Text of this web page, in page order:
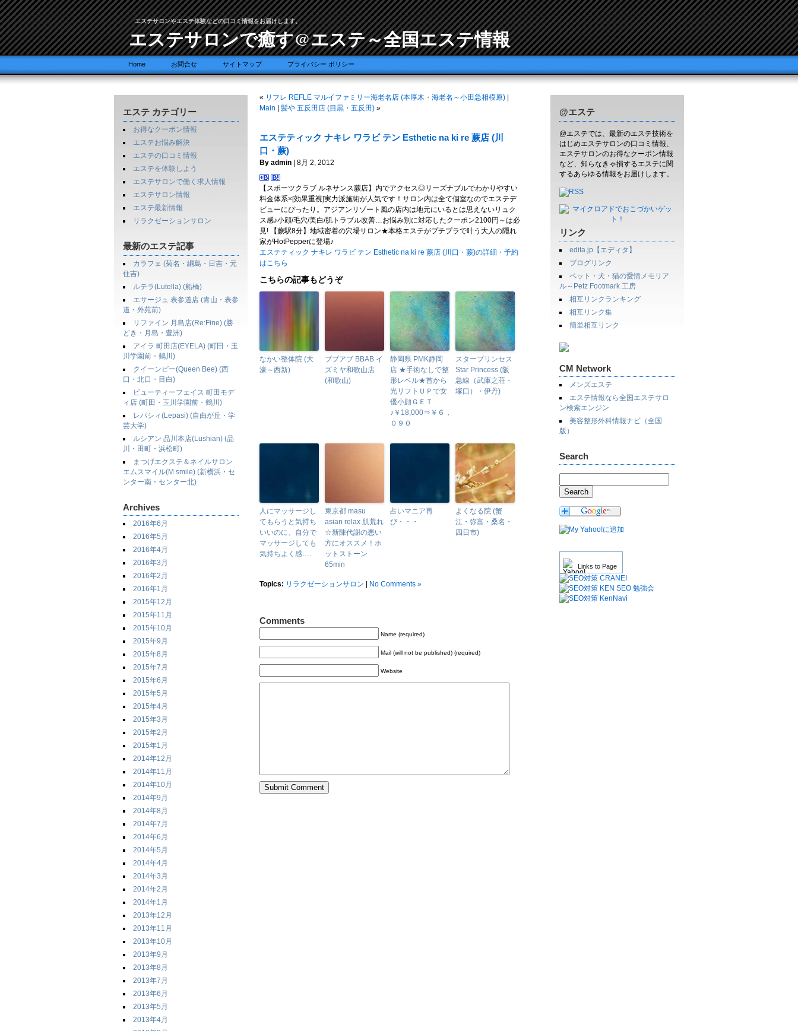
エステサロンやエステ体験などの口コミ情報をお届けします。
エステサロンで癒す@エステ～全国エステ情報
Home お問合せ サイトマップ プライバシー ポリシー
エステ カテゴリー
お得なクーポン情報
エステお悩み解決
エステの口コミ情報
エステを体験しよう
エステサロンで働く求人情報
エステサロン情報
エステ最新情報
リラクゼーションサロン
最新のエステ記事
カラフェ (菊名・綱島・日吉・元
住吉)
ルテラ(Lutella) (船橋)
エサージュ 表参道店 (青山・表参
道・外苑前)
リファイン 月島店(Re:Fine) (勝
どき・月島・豊洲)
アイラ 町田店(EYELA) (町田・玉
川学園前・鶴川)
クイーンビー(Queen Bee) (西
口・北口・目白)
ビューティーフェイス 町田モデ
ィ店 (町田・玉川学園前・鶴川)
レパシィ(Lepasi) (自由が丘・学
芸大学)
ルシアン 品川本店(Lushian) (品
川・田町・浜松町)
まつげエクステ＆ネイルサロン
エムスマイル(M smile) (新横浜・セ
ンター南・センター北)
Archives
2016年6月
2016年5月
2016年4月
2016年3月
2016年2月
2016年1月
2015年12月
2015年11月
2015年10月
2015年9月
2015年8月
2015年7月
2015年6月
2015年5月
2015年4月
2015年3月
2015年2月
2015年1月
2014年12月
2014年11月
2014年10月
2014年9月
2014年8月
2014年7月
2014年6月
2014年5月
2014年4月
2014年3月
2014年2月
2014年1月
2013年12月
2013年11月
2013年10月
2013年9月
2013年8月
2013年7月
2013年6月
2013年5月
2013年4月
@エステ
@エステでは、最新のエステ技術を
はじめエステサロンの口コミ情報、
エステサロンのお得なクーポン情報
など、知らなきゃ損するエステに関
するあらゆる情報をお届けします。
リンク
edita.jp【エディタ】
ブログリンク
ペット・犬・猫の愛情メモリア
ル～Petz Footmark 工房
相互リンクランキング
相互リンク集
簡単相互リンク
CM Network
メンズエステ
エステ情報なら全国エステサロ
ン検索エンジン
美容整形外科情報ナビ（全国
版）
Search
Links to Page
« リフレ REFLE マルイファミリー海老名店 (本厚木・海老名～小田急相模原)
Main
髪や 五反田店 (目黒・五反田) »
エステティック ナキレ ワラビ テン Esthetic na ki re 蕨店 (川
口・蕨)
By admin | 8月 2, 2012
【スポーツクラブ ルネサンス蕨店】内でアクセス◎リーズナブルでわかりやすい
料金体系×[効果重視]実力派施術が人気です！サロン内は全て個室なのでエステデ
ビューにぴったり。アジアンリゾート風の店内は地元にいるとは思えないリュク
ス感♪小顔/毛穴/美白/肌トラブル改善…お悩み別に対応したクーポン2100円～は必
見! 【蕨駅8分】地域密着の穴場サロン★本格エステがプチプラで叶う大人の隠れ
家がHotPepperに登場♪
エステティック ナキレ ワラビ テン Esthetic na ki re 蕨店 (川口・蕨)の詳細・予約
はこちら
こちらの記事もどうぞ
なかい整体院 (大
濠～西新)
ブブアブ BBAB イ
ズミヤ和歌山店
(和歌山)
静岡県 PMK静岡
店 ★手術なしで整
形レベル★首から
光リフトＵＰで女
優小顔ＧＥＴ
♪￥18,000⇒￥６，
０９０
スタープリンセス
Star Princess (阪
急線（武庫之荘・
塚口）・伊丹)
人にマッサージし
てもらうと気持ち
いいのに、自分で
マッサージしても
気持ちよく感….
東京都 masu
asian relax 肌荒れ
☆新陳代謝の悪い
方にオススメ！ホ
ットストーン
65min
占いマニア再
び・・・
よくなる院 (蟹
江・弥富・桑名・
四日市)
Topics: リラクゼーションサロン No Comments »
Comments
Name (required)
Mail (will not be published) (required)
Website